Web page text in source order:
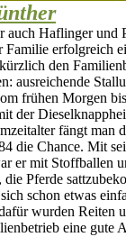
Haflinger
erfolgreich
den
ausreichende
frühen Morgen
der
fängt man
die Chance. Mit
er mit Stoffballen
Pferde
schon etwas
wurden Reiten
eine gute